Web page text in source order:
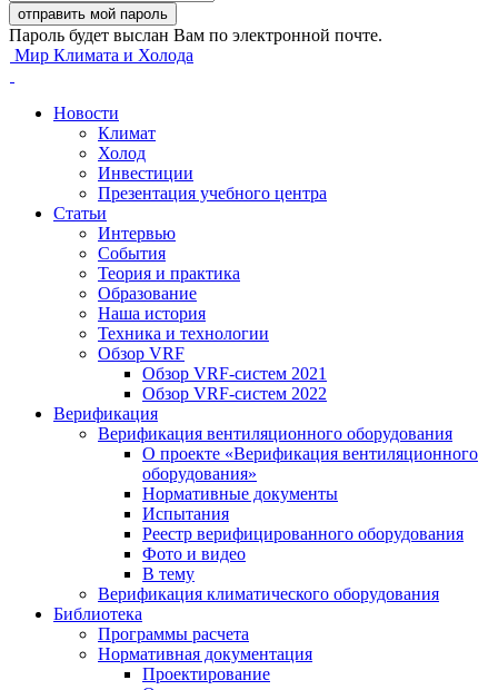
Пароль будет выслан Вам по электронной почте.
Мир Климата и Холода
Новости
Климат
Холод
Инвестиции
Презентация учебного центра
Статьи
Интервью
События
Теория и практика
Образование
Наша история
Техника и технологии
Обзор VRF
Обзор VRF-систем 2021
Обзор VRF-систем 2022
Верификация
Верификация вентиляционного оборудования
О проекте «Верификация вентиляционного
оборудования»
Нормативные документы
Испытания
Реестр верифицированного оборудования
Фото и видео
В тему
Верификация климатического оборудования
Библиотека
Программы расчета
Нормативная документация
Проектирование